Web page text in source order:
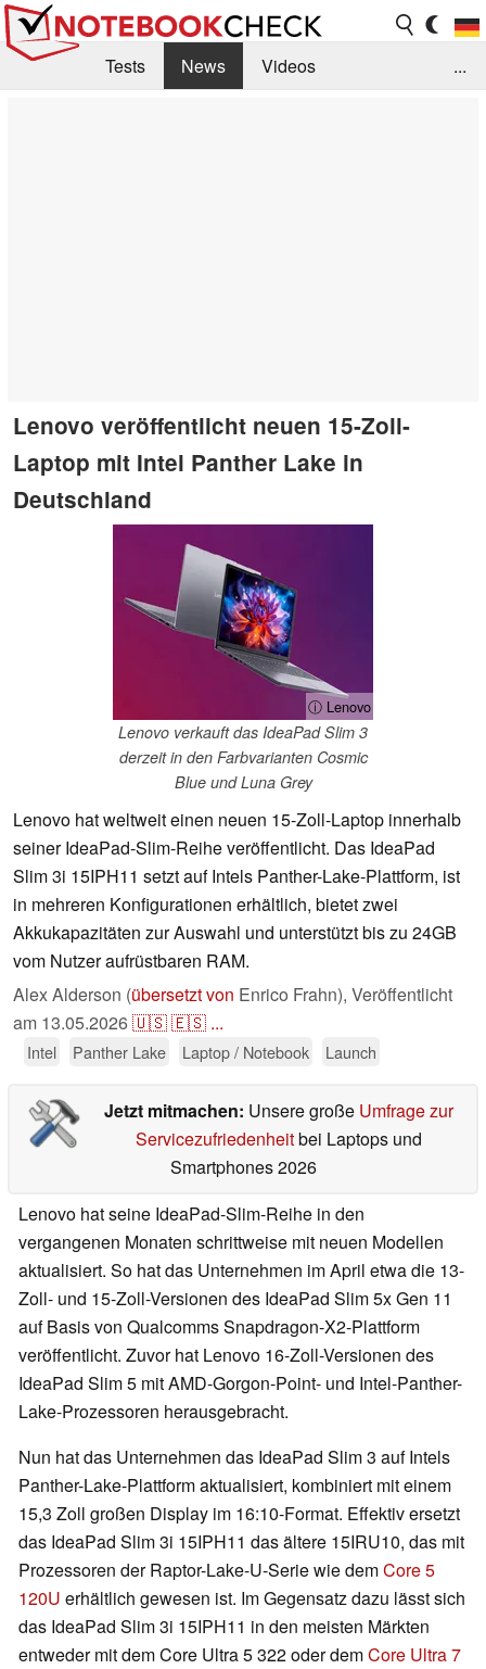
Tests News
Videos
...
Lenovo veröffentlicht neuen 15-Zoll-
Laptop mit Intel Panther Lake in
Deutschland
ⓘ Lenovo
Lenovo verkauft das IdeaPad Slim 3
derzeit in den Farbvarianten Cosmic
Blue und Luna Grey
Lenovo hat weltweit einen neuen 15-Zoll-Laptop innerhalb
seiner IdeaPad-Slim-Reihe veröffentlicht. Das IdeaPad
Slim 3i 15IPH11 setzt auf Intels Panther-Lake-Plattform, ist
in mehreren Konfigurationen erhältlich, bietet zwei
Akkukapazitäten zur Auswahl und unterstützt bis zu 24GB
vom Nutzer aufrüstbaren RAM.
Alex Alderson (übersetzt von Enrico Frahn), Veröffentlicht
am 13.05.2026🇺🇸🇪🇸 ...
Intel Panther Lake Laptop / Notebook Launch
Jetzt mitmachen: Unsere große Umfrage zur
Servicezufriedenheitbei Laptops und
Smartphones 2026
Lenovo hat seine IdeaPad-Slim-Reihe in den
vergangenen Monaten schrittweise mit neuen Modellen
aktualisiert. So hat das Unternehmen im April etwa die 13-
Zoll- und 15-Zoll-Versionen des IdeaPad Slim 5x Gen 11
auf Basis von Qualcomms Snapdragon-X2-Plattform
veröffentlicht. Zuvor hat Lenovo 16-Zoll-Versionen des
IdeaPad Slim 5 mit AMD-Gorgon-Point- und Intel-Panther-
Lake-Prozessoren herausgebracht.
Nun hat das Unternehmen das IdeaPad Slim 3 auf Intels
Panther-Lake-Plattform aktualisiert, kombiniert mit einem
15,3 Zoll großen Display im 16:10-Format. Effektiv ersetzt
das IdeaPad Slim 3i 15IPH11 das ältere 15IRU10, das mit
Prozessoren der Raptor-Lake-U-Serie wie demCore 5
120U erhältlich gewesen ist. Im Gegensatz dazu lässt sich
das IdeaPad Slim 3i 15IPH11 in den meisten Märkten
entweder mit dem Core Ultra 5 322 oder demCore Ultra 7